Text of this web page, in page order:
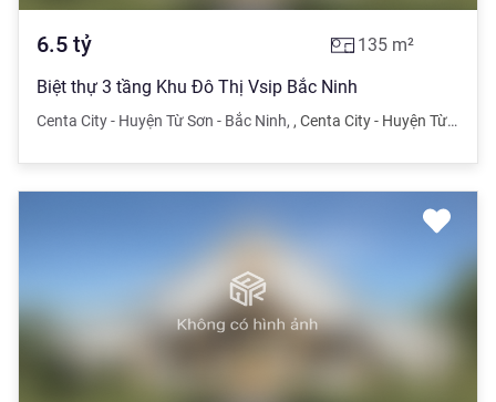
6.5 tỷ 135 m²
Biệt thự 3 tầng Khu Đô Thị Vsip Bắc Ninh
Centa City - Huyện Từ Sơn - Bắc Ninh, , Centa City - Huyện Từ Sơn - Bắc Ninh